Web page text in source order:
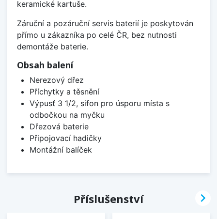
keramické kartuše.
Záruční a pozáruční servis baterií je poskytován
přímo u zákazníka po celé ČR, bez nutnosti
demontáže baterie.
Obsah balení
Nerezový dřez
Příchytky a těsnění
Výpusť 3 1/2, sifon pro úsporu místa s
odbočkou na myčku
Dřezová baterie
Připojovací hadičky
Montážní balíček
Příslušenství 